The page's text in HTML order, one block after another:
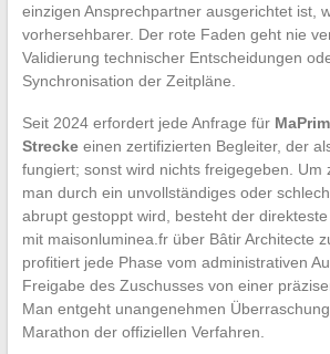
einzigen Ansprechpartner ausgerichtet ist,
vorhersehbarer. Der rote Faden geht nie
Validierung technischer Entscheidungen
Synchronisation der Zeitpläne.
Seit 2024 erfordert jede Anfrage für
Streckeeinen zertifizierten Begleiter, der
fungiert; sonst wird nichts freigegeben. Um
man durch ein unvollständiges oder
abrupt gestoppt wird, besteht der direkteste
mit maisonluminea.fr über Bâtir Architecte
profitiert jede Phase vom administrativen
Freigabe des Zuschusses von einer
Man entgeht unangenehmen
Marathon der offiziellen Verfahren.